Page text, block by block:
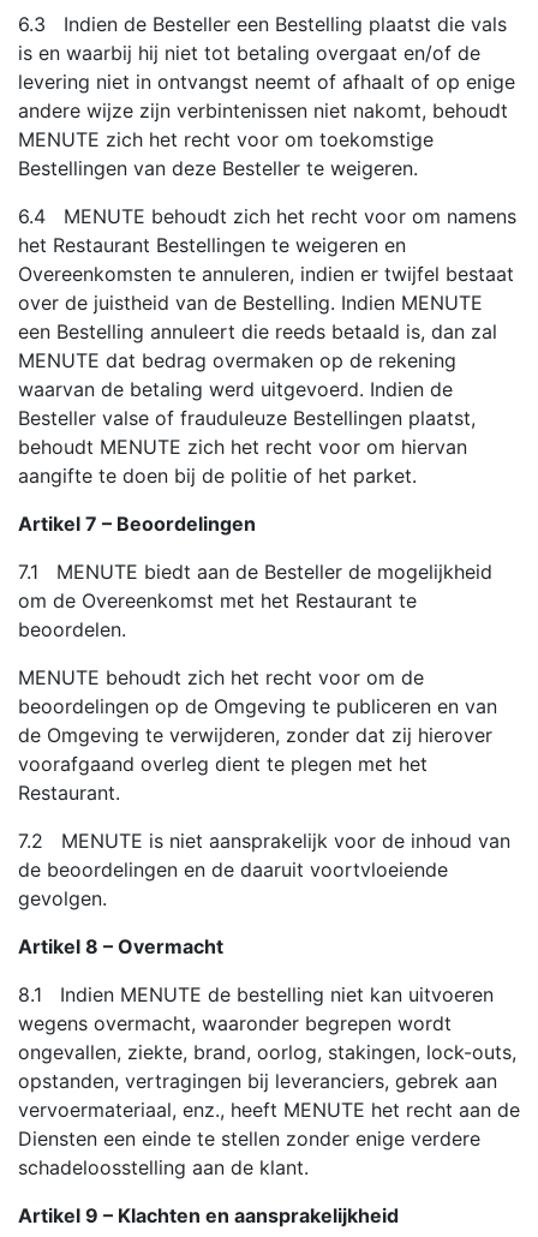
6.3 Indien de Besteller een Bestelling plaatst die vals
is en waarbij hij niet tot betaling overgaat en/of de
levering niet in ontvangst neemt of afhaalt of op enige
andere wijze zijn verbintenissen niet nakomt, behoudt
MENUTE zich het recht voor om toekomstige
Bestellingen van deze Besteller te weigeren.
6.4 MENUTE behoudt zich het recht voor om namens
het Restaurant Bestellingen te weigeren en
Overeenkomsten te annuleren, indien er twijfel bestaat
over de juistheid van de Bestelling. Indien MENUTE
een Bestelling annuleert die reeds betaald is, dan zal
MENUTE dat bedrag overmaken op de rekening
waarvan de betaling werd uitgevoerd. Indien de
Besteller valse of frauduleuze Bestellingen plaatst,
behoudt MENUTE zich het recht voor om hiervan
aangifte te doen bij de politie of het parket.
Artikel 7 – Beoordelingen
7.1 MENUTE biedt aan de Besteller de mogelijkheid
om de Overeenkomst met het Restaurant te
beoordelen.
MENUTE behoudt zich het recht voor om de
beoordelingen op de Omgeving te publiceren en van
de Omgeving te verwijderen, zonder dat zij hierover
voorafgaand overleg dient te plegen met het
Restaurant.
7.2 MENUTE is niet aansprakelijk voor de inhoud van
de beoordelingen en de daaruit voortvloeiende
gevolgen.
Artikel 8 – Overmacht
8.1 Indien MENUTE de bestelling niet kan uitvoeren
wegens overmacht, waaronder begrepen wordt
ongevallen, ziekte, brand, oorlog, stakingen, lock-outs,
opstanden, vertragingen bij leveranciers, gebrek aan
vervoermateriaal, enz., heeft MENUTE het recht aan de
Diensten een einde te stellen zonder enige verdere
schadeloosstelling aan de klant.
Artikel 9 – Klachten en aansprakelijkheid